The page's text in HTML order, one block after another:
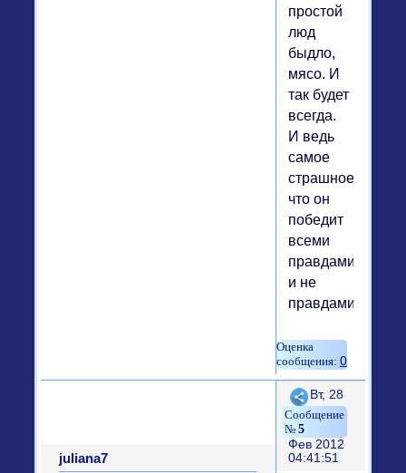
простой
люд
быдло,
мясо. И
так будет
всегда.
И ведь
самое
страшное
что он
победит
всеми
правдами
и не
правдами.
0
Поделиться
5
Вт, 28
Фев 2012
04:41:51
juliana7